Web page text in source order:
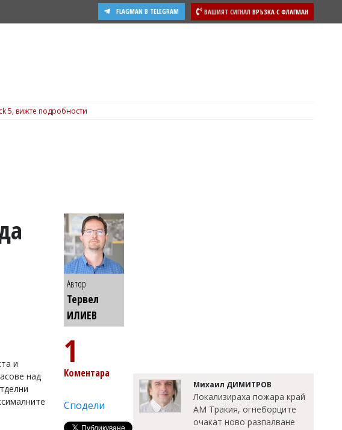
ВАШИЯТ СИГНАЛ ВРЪЗКА С ФЛАГМАН
FLAGMAN В TELEGRAM
5, вижте подробности
и
над
Автор
Тервел
ИЛИЕВ
1
Коментара
Сподели
Михаил ДИМИТРОВ
Локализираха пожара край
АМ Тракия, огнеборците
очакат ново разпалване